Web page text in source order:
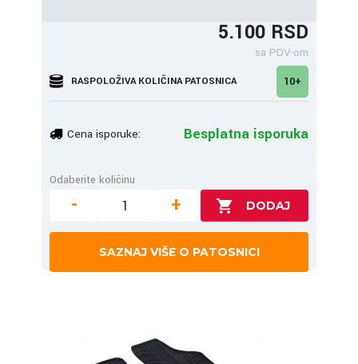
5.100 RSD
sa PDV-om
RASPOLOŽIVA KOLIČINA PATOSNICA 10+
Cena isporuke: Besplatna isporuka
Odaberite količinu
- +
SAZNAJ VIŠE O PATOSNICI